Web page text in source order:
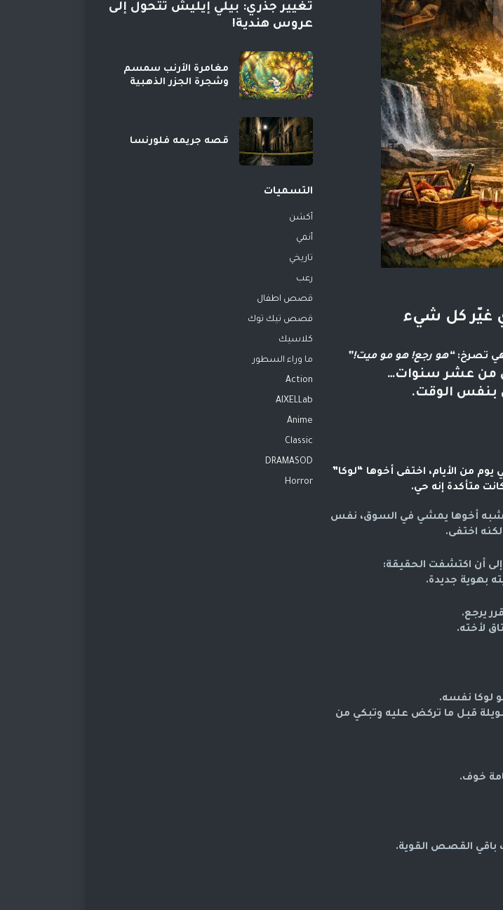
غيّر كل شيء
تصرخ: “هو رجع! هو مو ميت!”
من عشر سنوات…
بنفس الوقت.
متأكدة إنه حي.
اختفى.
أن اكتشفت الحقيقة:
بهوية جديدة.
يرجع.
لأخته.
لوكا نفسه.
خوف.
القصص القوية.
تغيير جذري: بيلي إيليش تتحول إلى
عروس هندية!
مغامرة الأرنب سمسم
وشجرة الجزر الذهبية
قصه جريمه فلورنسا
التسميات
أكشن
أنمي
تاريخي
رعب
قصص اطفال
قصص تيك توك
كلاسيك
ما وراء السطور
Action
AIXELLab
Anime
Classic
DRAMASOD
Horror